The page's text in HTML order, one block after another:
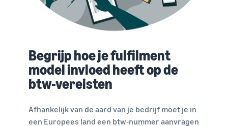
Begrijp hoe je fulfilment
model invloed heeft op de
btw-vereisten
Afhankelijk van de aard van je bedrijf moet je in
een Europees land een btw-nummer aanvragen